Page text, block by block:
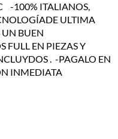
-100% ITALIANOS,
ULTIMA
BUEN
FULL EN PIEZAS Y
. -PAGALO EN
INMEDIATA